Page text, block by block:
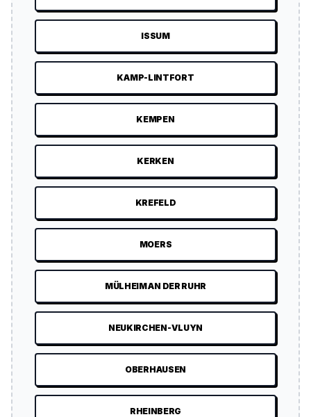
ISSUM
KAMP-LINTFORT
KEMPEN
KERKEN
KREFELD
MOERS
MÜLHEIM AN DER RUHR
NEUKIRCHEN-VLUYN
OBERHAUSEN
RHEINBERG